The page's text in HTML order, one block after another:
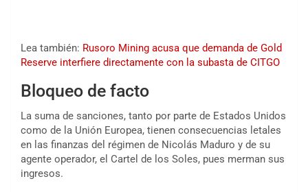
Lea también: Rusoro Mining acusa que demanda de Gold
Reserve interfiere directamente con la subasta de CITGO
Bloqueo de facto
La suma de sanciones, tanto por parte de Estados Unidos
como de la Unión Europea, tienen consecuencias letales
en las finanzas del régimen de Nicolás Maduro y de su
agente operador, el Cartel de los Soles, pues merman sus
ingresos.